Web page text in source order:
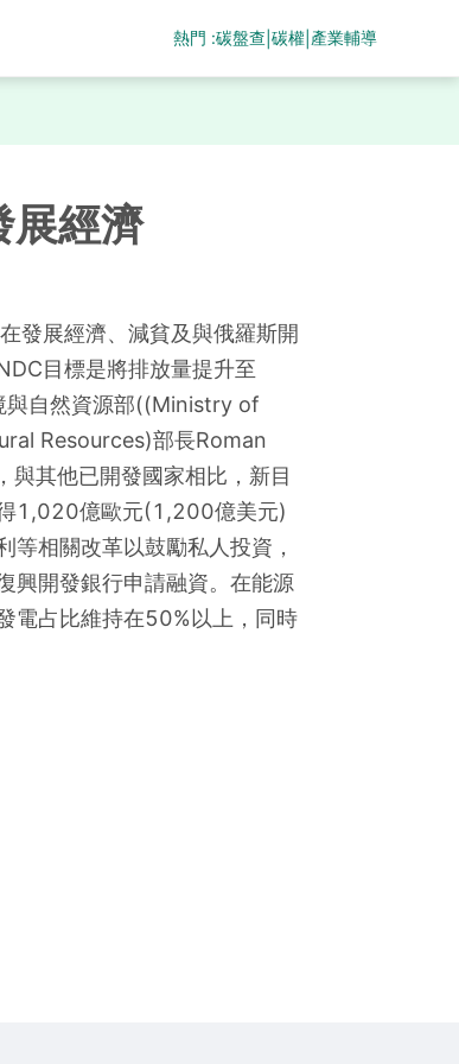
熱門 :碳盤查 |碳權 產業輔導
展經濟
發展經濟、減貧及與俄羅斯開
目標是將排放量提升至
自然資源部((Ministry of
Resources)部長Roman
其他已開發國家相比，新目
1,020億歐元(1,200億美元)
等相關改革以鼓勵私人投資，
興開發銀行申請融資。在能源
電占比維持在50%以上，同時